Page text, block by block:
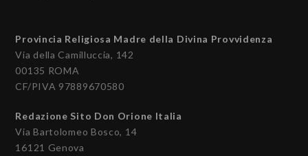
Provincia Religiosa Madre della Divina Provvidenza
Via della Camilluccia, 142
00135 ROMA
CF/PIVA 97889670580
Redazione Sito Don Orione Italia
Via Bartolomeo Bosco, 14
16121 Genova